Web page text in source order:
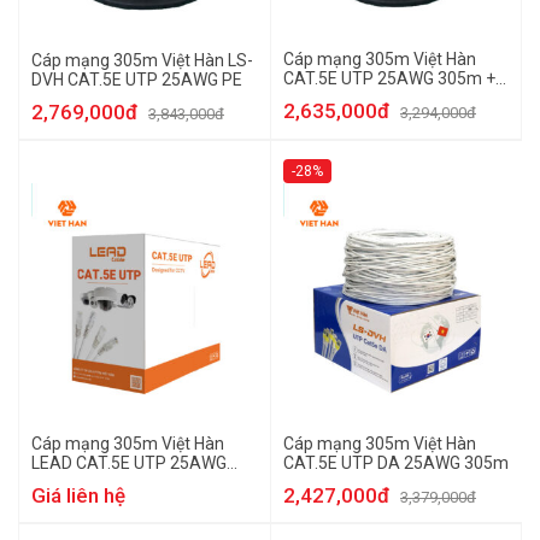
Cáp mạng 305m Việt Hàn LS-
DVH CAT.5E UTP 25AWG PE
2,769,000đ 3,843,000đ
Cáp mạng 305m Việt Hàn
CAT.5E UTP 25AWG 305m +
2,635,000đ 3,294,000đ
Cáp mạng 305m Việt Hàn
LEAD CAT.5E UTP 25AWG
Giá liên hệ
-28%
Cáp mạng 305m Việt Hàn
CAT.5E UTP DA 25AWG 305m
2,427,000đ 3,379,000đ